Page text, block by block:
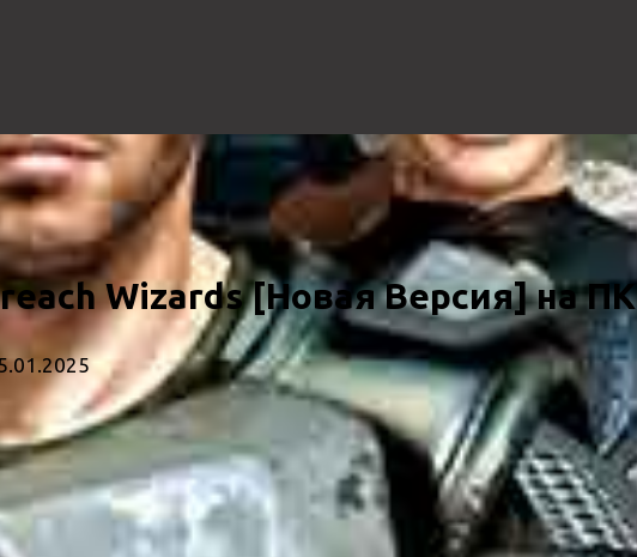
Wizards [Новая Версия] на ПК